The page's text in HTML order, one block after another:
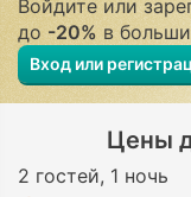
Войдите или
до -20% в
Вход или
Цены
2 гостей 1 ночь